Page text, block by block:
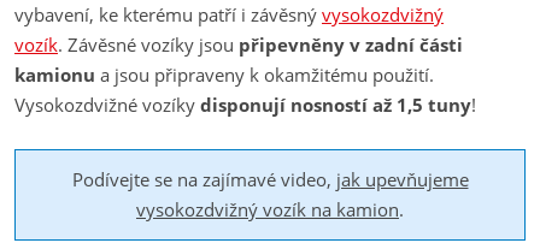
vybavení, ke kterému patří i závěsný vysokozdvižný
vozík. Závěsné vozíky jsou připevněny v zadní části
kamionu a jsou připraveny k okamžitému použití.
Vysokozdvižné vozíky disponují nosností až 1,5 tuny!
Podívejte se na zajímavé video, jak upevňujeme
vysokozdvižný vozík na kamion.